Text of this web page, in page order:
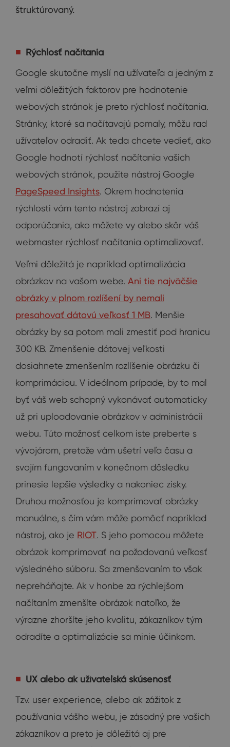
štruktúrovaný.
Rýchlosť načítania
Google skutočne myslí na užívateľa a jedným z
veľmi dôležitých faktorov pre hodnotenie
webových stránok je preto rýchlosť načítania.
Stránky, ktoré sa načítavajú pomaly, môžu rad
užívateľov odradiť. Ak teda chcete vedieť, ako
Google hodnotí rýchlosť načítania vašich
webových stránok, použite nástroj Google
PageSpeed ​​Insights. Okrem hodnotenia
rýchlosti vám tento nástroj zobrazí aj
odporúčania, ako môžete vy alebo skôr váš
webmaster rýchlosť načítania optimalizovať.
Veľmi dôležitá je napríklad optimalizácia
obrázkov na vašom webe. Ani tie najväčšie
obrázky v plnom rozlíšení by nemali
presahovať dátovú veľkosť 1 MB. Menšie
obrázky by sa potom mali zmestiť pod hranicu
300 KB. Zmenšenie dátovej veľkosti
dosiahnete zmenšením rozlíšenie obrázku či
komprimáciou. V ideálnom prípade, by to mal
byť váš web schopný vykonávať automaticky
už pri uploadovanie obrázkov v administrácii
webu. Túto možnosť celkom iste preberte s
vývojárom, pretože vám ušetrí veľa času a
svojím fungovaním v konečnom dôsledku
prinesie lepšie výsledky a nakoniec zisky.
Druhou možnosťou je komprimovať obrázky
manuálne, s čím vám môže pomôcť napríklad
nástroj, ako je RIOT. S jeho pomocou môžete
obrázok komprimovať na požadovanú veľkosť
výsledného súboru. Sa zmenšovaním to však
nepreháňajte. Ak v honbe za rýchlejšom
načítaním zmenšíte obrázok natoľko, že
výrazne zhoršíte jeho kvalitu, zákazníkov tým
odradíte a optimalizácie sa minie účinkom.
UX alebo ak užívateľská skúsenosť
Tzv. user experience, alebo ak zážitok z
používania vášho webu, je zásadný pre vašich
zákazníkov a preto je dôležitá aj pre